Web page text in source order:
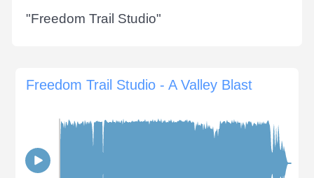
"Freedom Trail Studio"
Freedom Trail Studio - A Valley Blast